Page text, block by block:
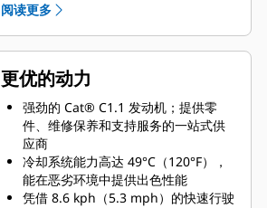
业界领先地位，专为减少全天加注次
数而设计
面向沟渠作业提供单点起吊，为运输
作业提供了替代方案
阅读更多
更优的动力
强劲的 Cat® C1.1 发动机；提供零
件、维修保养和支持服务的一站式供
应商
冷却系统能力高达 49°C（120°F），
能在恶劣环境中提供出色性能
凭借 8.6 kph（5.3 mph）的快速行驶